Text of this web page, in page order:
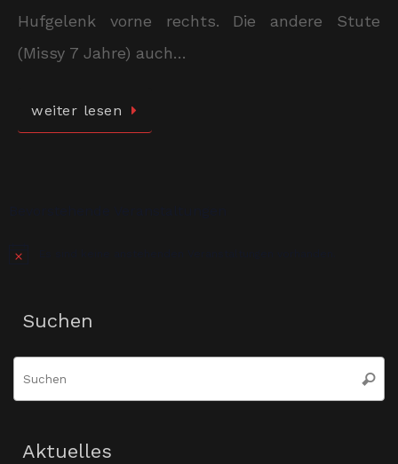
Hufgelenk vorne rechts. Die andere Stute
(Missy 7 Jahre) auch…
weiter lesen
Hinweis
Suchen
Aktuelles